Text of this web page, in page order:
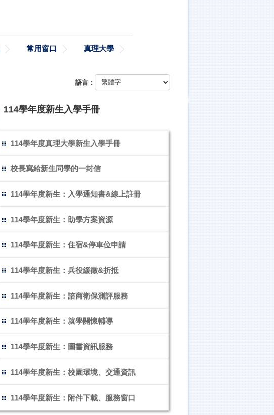
常用窗口 真理大學
語言：
114學年度新生入學手冊
114學年度真理大學新生入學手冊
校長寫給新生同學的一封信
114學年度新生：入學通知書&線上註冊
114學年度新生：助學方案資源
114學年度新生：住宿&停車位申請
114學年度新生：兵役緩徵&折抵
114學年度新生：諮商衛保測評服務
114學年度新生：就學關懷輔導
114學年度新生：圖書資訊服務
114學年度新生：校園環境、交通資訊
114學年度新生：附件下載、服務窗口